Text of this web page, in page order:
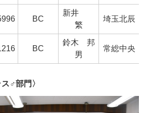
BC
新井
繁
埼玉北辰
BC
鈴木 邦
男
常総中央
♂部門〉